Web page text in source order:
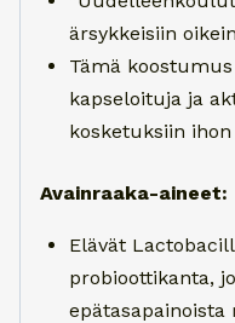
ärsykkeisiin
Tämä
kapseloituja ja
kosketuksiin
Avainraaka-aineet:
Elävät
probioottikanta,